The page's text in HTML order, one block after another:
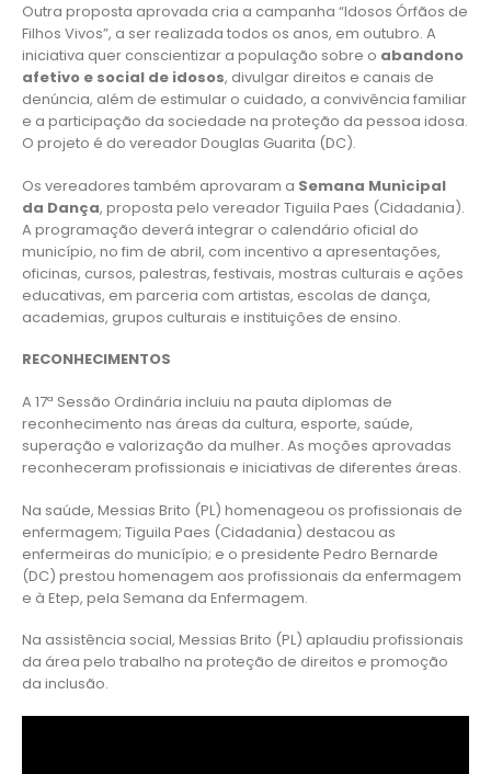
Outra proposta aprovada cria a campanha “Idosos Órfãos de
Filhos Vivos”, a ser realizada todos os anos, em outubro. A
iniciativa quer conscientizar a população sobre o abandono
afetivo e social de idosos, divulgar direitos e canais de
denúncia, além de estimular o cuidado, a convivência familiar
e a participação da sociedade na proteção da pessoa idosa.
O projeto é do vereador Douglas Guarita (DC).
Os vereadores também aprovaram a Semana Municipal
da Dança, proposta pelo vereador Tiguila Paes (Cidadania).
A programação deverá integrar o calendário oficial do
município, no fim de abril, com incentivo a apresentações,
oficinas, cursos, palestras, festivais, mostras culturais e ações
educativas, em parceria com artistas, escolas de dança,
academias, grupos culturais e instituições de ensino.
RECONHECIMENTOS
A 17ª Sessão Ordinária incluiu na pauta diplomas de
reconhecimento nas áreas da cultura, esporte, saúde,
superação e valorização da mulher. As moções aprovadas
reconheceram profissionais e iniciativas de diferentes áreas.
Na saúde, Messias Brito (PL) homenageou os profissionais de
enfermagem; Tiguila Paes (Cidadania) destacou as
enfermeiras do município; e o presidente Pedro Bernarde
(DC) prestou homenagem aos profissionais da enfermagem
e à Etep, pela Semana da Enfermagem.
Na assistência social, Messias Brito (PL) aplaudiu profissionais
da área pelo trabalho na proteção de direitos e promoção
da inclusão.